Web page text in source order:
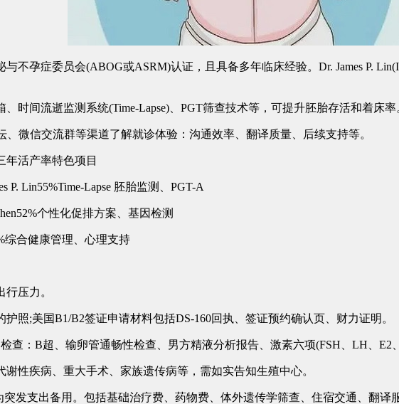
孕症委员会(ABOG或ASRM)认证，且具备多年临床经验。Dr. James P.
间流逝监测系统(Time-Lapse)、PGT筛查技术等，可提升胚胎存活和着床率
微信交流群等渠道了解就诊体验：沟通效率、翻译质量、后续支持等。
活产率特色项目
Lin55%Time-Lapse 胚胎监测、PGT-A
个性化促排方案、基因检测
合健康管理、心理支持
压力。
;美国B1/B2签证申请材料包括DS-160回执、签证预约确认页、财力证明。
：B超、输卵管通畅性检查、男方精液分析报告、激素六项(FSH、LH、E2
疾病、重大手术、家族遗传病等，需如实告知生殖中心。
支出备用。包括基础治疗费、药物费、体外遗传学筛查、住宿交通、翻译